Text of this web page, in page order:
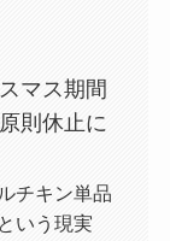
マス期間
則休止に
チキン単品
いう現実